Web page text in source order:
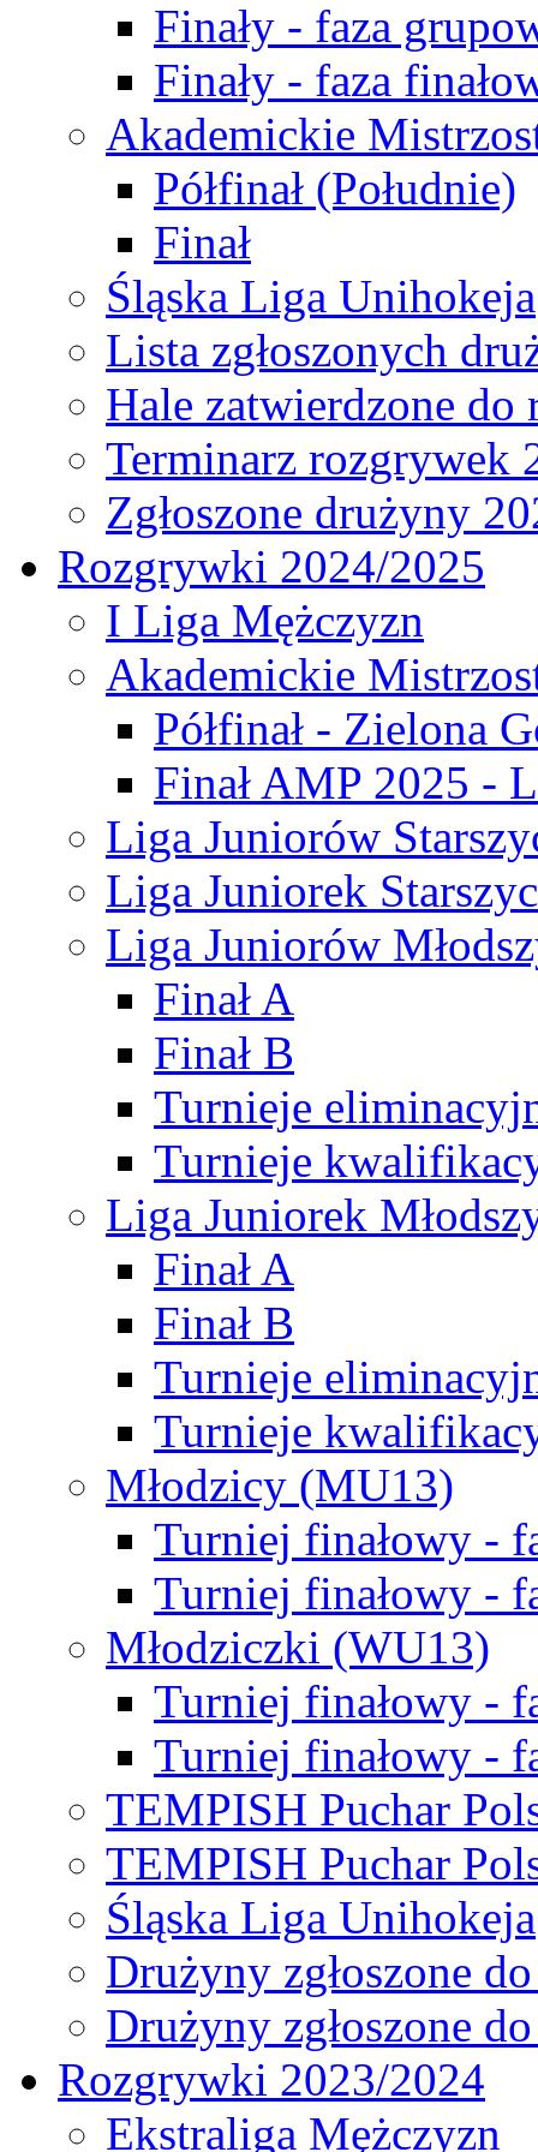
Finały - faza
Finały - faza
Akademickie
Półfinał (Południe)
Finał
Śląska Liga Unihokeja
Lista zgłoszonych
Hale zatwierdzone do
Terminarz rozgrywek
Zgłoszone drużyny
Rozgrywki 2024/2025
I Liga Mężczyzn
Akademickie
Półfinał - Zielona
Finał AMP 2025 -
Liga Juniorów
Liga Juniorek
Liga Juniorów
Finał A
Finał B
Turnieje
Turnieje
Liga Juniorek
Finał A
Finał B
Turnieje
Turnieje
Młodzicy (MU13)
Turniej finałowy -
Turniej finałowy -
Młodziczki (WU13)
Turniej finałowy -
Turniej finałowy -
TEMPISH Puchar
TEMPISH Puchar
Śląska Liga Unihokeja
Drużyny zgłoszone
Drużyny zgłoszone
Rozgrywki 2023/2024
Ekstraliga Mężczyzn